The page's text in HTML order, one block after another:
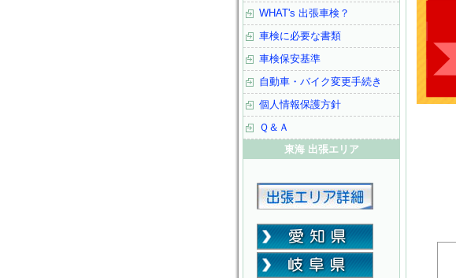
WHAT's 出張車検？
車検に必要な書類
車検保安基準
自動車・バイク変更手続き
個人情報保護方針
Ｑ＆Ａ
東海 出張エリア